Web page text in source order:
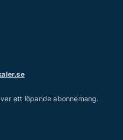
ett löpande abonnemang.